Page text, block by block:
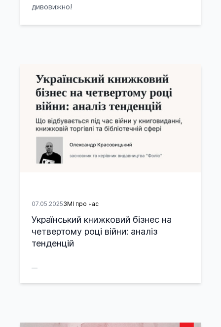
дивовижно!
07.05.2025ЗМІ про нас
Український книжковий бізнес на
четвертому році війни: аналіз
тенденцій